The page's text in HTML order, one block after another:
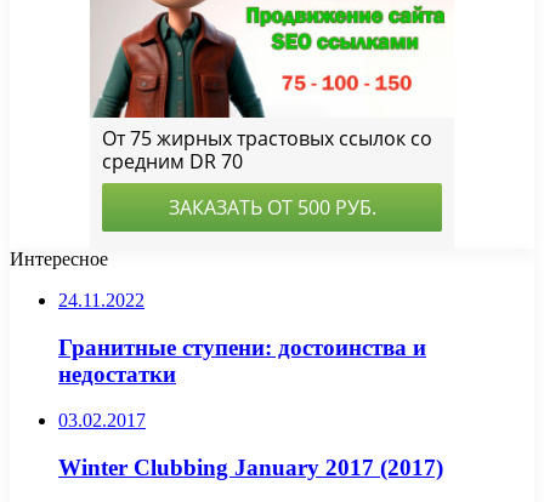
Интересное
24.11.2022
Гранитные ступени: достоинства и
недостатки
03.02.2017
Winter Clubbing January 2017 (2017)